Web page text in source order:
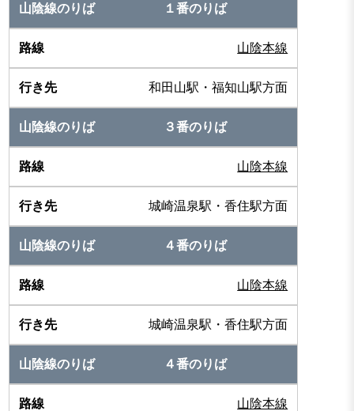
１番のりば
山陰本線
和田山駅・福知山駅方面
３番のりば
山陰本線
城崎温泉駅・香住駅方面
４番のりば
山陰本線
城崎温泉駅・香住駅方面
４番のりば
山陰本線